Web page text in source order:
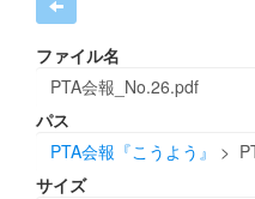
ファイル名
PTA会報_No.26.pdf
パス
PTA会報『こうよう』
>
サイズ